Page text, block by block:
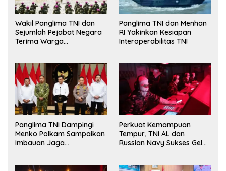
Wakil Panglima TNI dan
Sejumlah Pejabat Negara
Terima Warga
Panglima TNI dan Menhan
RI Yakinkan Kesiapan
Interoperabilitas TNI
Panglima TNI Dampingi
Menko Polkam Sampaikan
Imbauan Jaga
Perkuat Kemampuan
Tempur, TNI AL dan
Russian Navy Sukses Gelar